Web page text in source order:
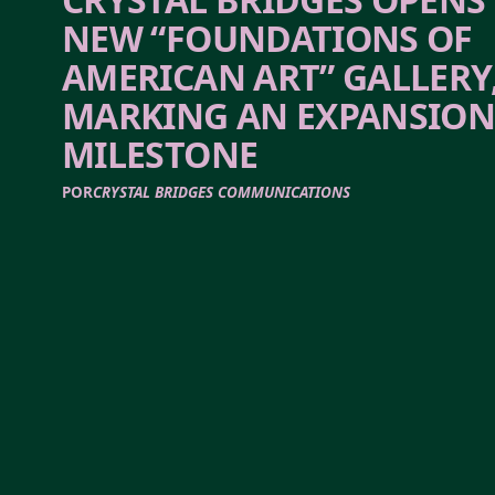
NEW “FOUNDATIONS OF
AMERICAN ART”
MARKING AN EXPANSION
MILESTONE
PORCRYSTAL BRIDGES COMMUNICATIONS